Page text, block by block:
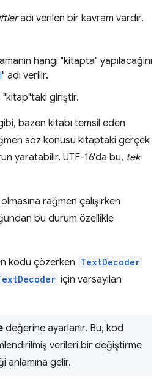
adı verilen bir kavram vardır.
hangi "kitapta" yapılacağını
" adı verilir.
"kitap"taki giriştir.
bazen kitabı temsil eden
söz konusu kitaptaki gerçek
yaratabilir. UTF-16'da bu, tek
rağmen çalışırken
bu durum özellikle
kodu çözerken TextDecoder
için varsayılan
değerine ayarlanır. Bu, kod
verileri bir değiştirme
anlamına gelir.